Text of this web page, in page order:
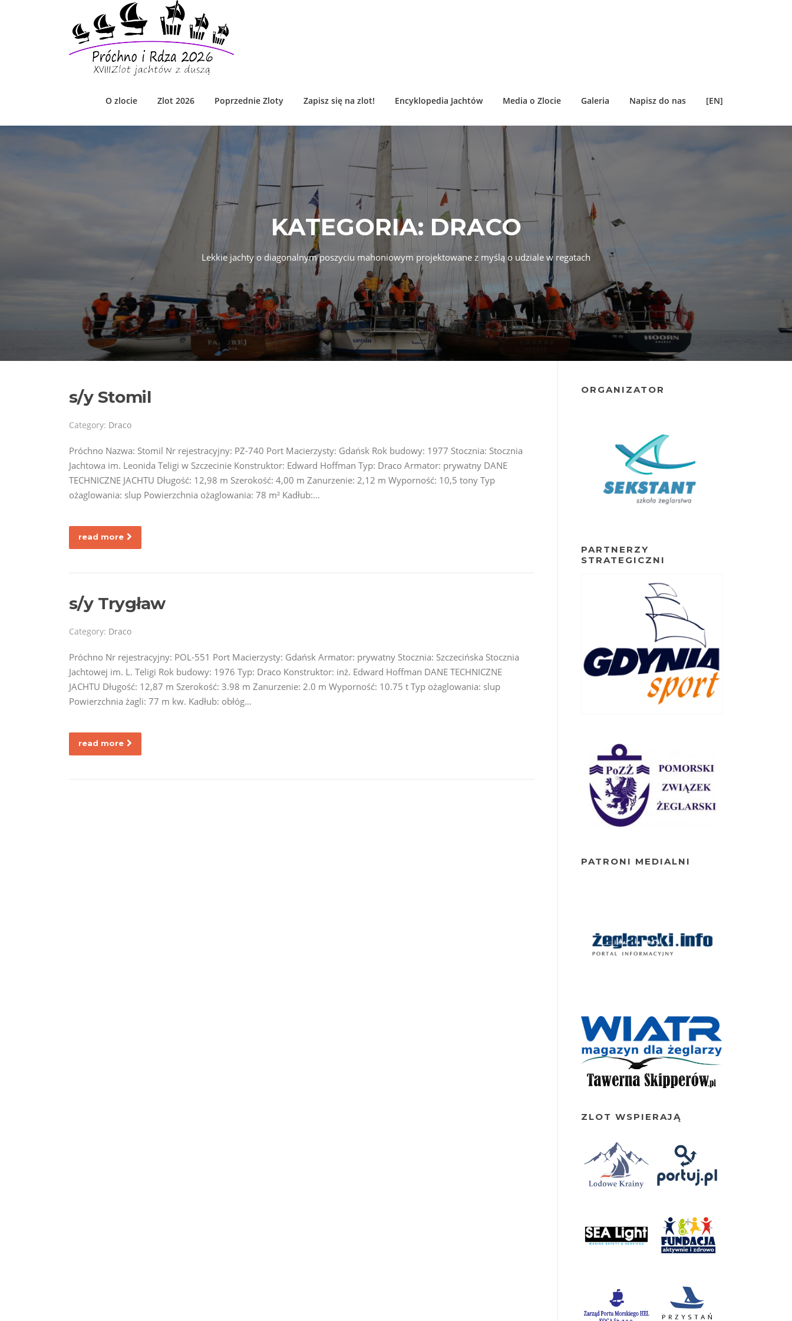
O zlocie Zlot 2026 Poprzednie Zloty Zapisz się na zlot! Encyklopedia Jachtów Media o Zlocie Galeria Napisz do nas [EN]
KATEGORIA: DRACO
Lekkie jachty o diagonalnym poszyciu mahoniowym projektowane z myślą o udziale w regatach
s/y Stomil
Category: Draco
Próchno Nazwa: Stomil Nr rejestracyjny: PZ-740 Port Macierzysty: Gdańsk Rok budowy: 1977 Stocznia: Stocznia
Jachtowa im. Leonida Teligi w Szczecinie Konstruktor: Edward Hoffman Typ: Draco Armator: prywatny DANE
TECHNICZNE JACHTU Długość: 12,98 m Szerokość: 4,00 m Zanurzenie: 2,12 m Wyporność: 10,5 tony Typ
ożaglowania: slup Powierzchnia ożaglowania: 78 m² Kadłub:…
read more
s/y Trygław
Category: Draco
Próchno Nr rejestracyjny: POL-551 Port Macierzysty: Gdańsk Armator: prywatny Stocznia: Szczecińska Stocznia
Jachtowej im. L. Teligi Rok budowy: 1976 Typ: Draco Konstruktor: inż. Edward Hoffman DANE TECHNICZNE
JACHTU Długość: 12,87 m Szerokość: 3.98 m Zanurzenie: 2.0 m Wyporność: 10.75 t Typ ożaglowania: slup
Powierzchnia żagli: 77 m kw. Kadłub: obłóg…
read more
ORGANIZATOR
PARTNERZY
STRATEGICZNI
PATRONI MEDIALNI
ZLOT WSPIERAJĄ